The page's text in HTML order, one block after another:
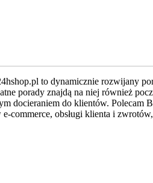
to dynamicznie rozwijany
porady znajdą na niej również
docieraniem do klientów.
commerce, obsługi klienta i